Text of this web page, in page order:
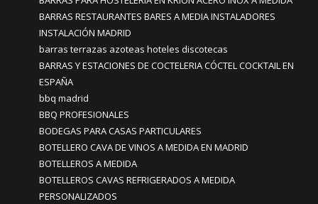
BARRAS RESTAURANTES BARES A MEDIA INSTALADORES
INSTALACIÓN MADRID
barras terrazas azoteas hoteles discotecas
BARRAS Y ESTACIONES DE COCTELERIA CÓCTEL COCKTAIL EN
ESPAÑA
bbq madrid
BBQ PROFESIONALES
BODEGAS PARA CASAS PARTICULARES
BOTELLERO CAVA DE VINOS A MEDIDA EN MADRID
BOTELLEROS A MEDIDA
BOTELLEROS CAVAS REFRIGERADOS A MEDIDA
PERSONALIZADOS